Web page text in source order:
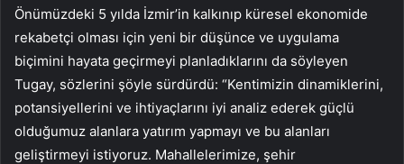
Önümüzdeki 5 yılda İzmir’in kalkınıp küresel ekonomide
rekabetçi olması için yeni bir düşünce ve uygulama
biçimini hayata geçirmeyi planladıklarını da söyleyen
Tugay, sözlerini şöyle sürdürdü: “Kentimizin dinamiklerini,
potansiyellerini ve ihtiyaçlarını iyi analiz ederek güçlü
olduğumuz alanlara yatırım yapmayı ve bu alanları
geliştirmeyi istiyoruz. Mahallelerimize, şehir